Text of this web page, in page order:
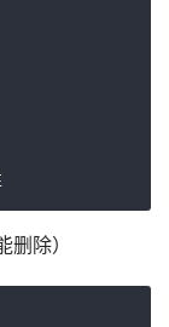
除）